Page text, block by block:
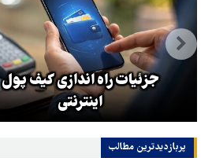
جزئیات راه اندازی کیف پول
اینترنتی
پربازدیدترین‌ مطالب